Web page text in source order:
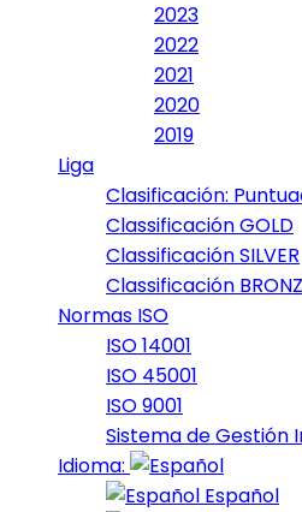
2023
2022
2021
2020
2019
Liga
Clasificación:
Classificación GOLD
Classificación SILVER
Classificación
Normas ISO
ISO 14001
ISO 45001
ISO 9001
Sistema de Gestión
Idioma:
Español